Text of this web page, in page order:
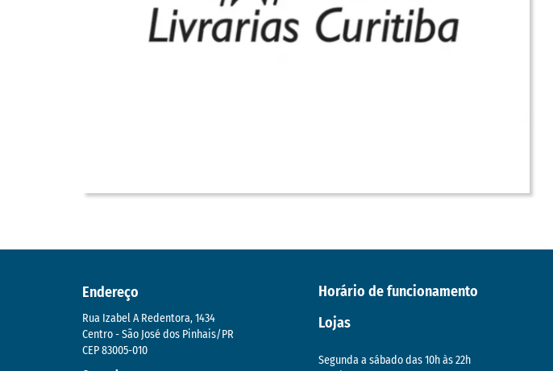
Endereço
Rua Izabel A Redentora, 1434
Centro - São José dos Pinhais/PR
CEP 83005-010
Horário de funcionamento
Lojas
Segunda a sábado das 10h às 22h